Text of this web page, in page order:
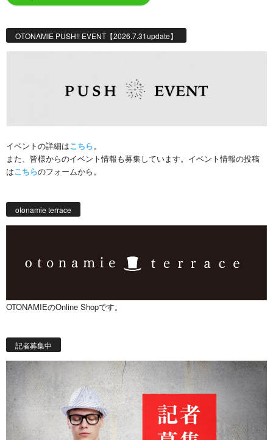
OTONAMIE PUSH!! EVENT【2026.7.31update】
イベントの詳細はこちら。
また、皆様からのイベント情報も募集しています。イベント情報の投稿
はこちらのフォームから。
otonamie terrace
OTONAMIEのOnline Shopです。
記者募集中